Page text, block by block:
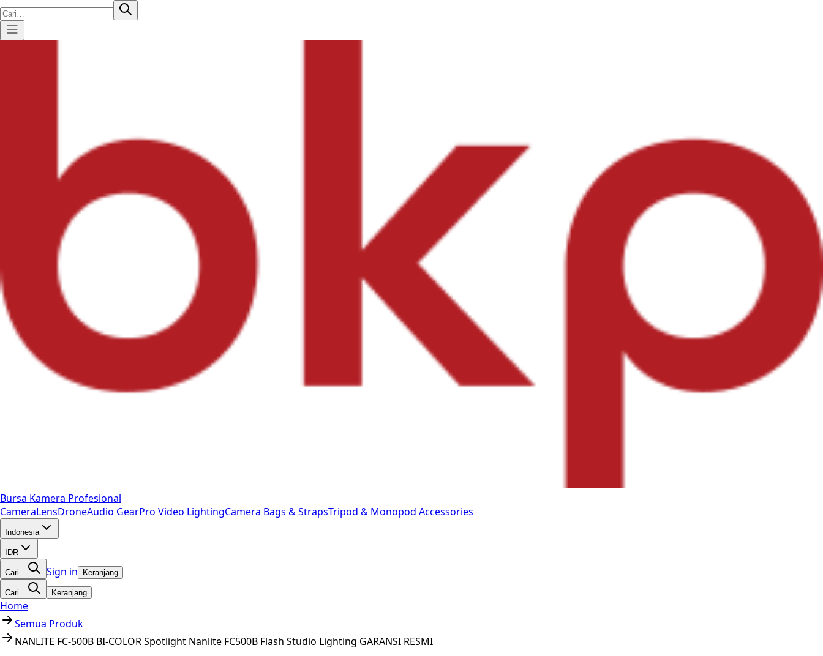
Bursa Kamera Profesional
CameraLensDroneAudio GearPro Video LightingCamera Bags & StrapsTripod & Monopod Accessories
Indonesia
IDR
Cari… Sign in Keranjang
Cari… Keranjang
Home
Semua Produk
NANLITE FC-500B BI-COLOR Spotlight Nanlite FC500B Flash Studio Lighting GARANSI RESMI